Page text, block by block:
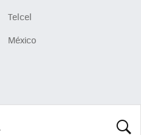
Telcel
México